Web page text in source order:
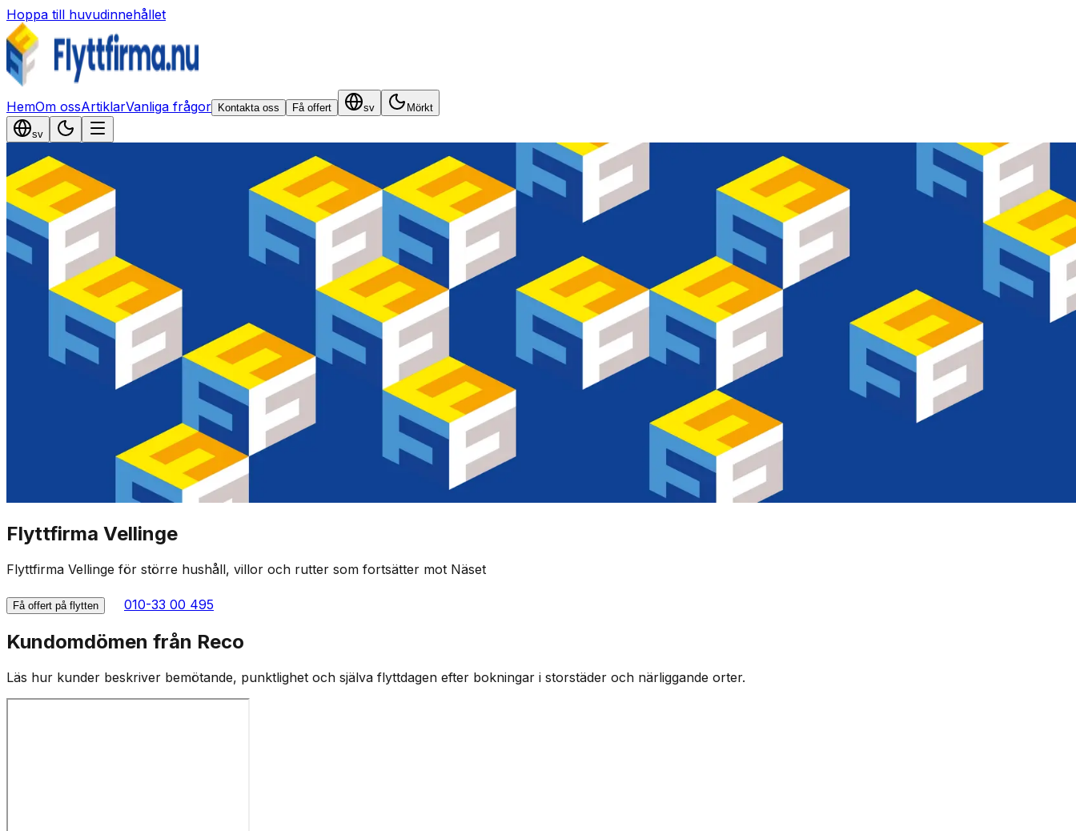
Hoppa till huvudinnehållet
HemOm ossArtiklarVanliga frågor Kontakta oss Få offert sv Mörkt
sv
Flyttfirma Vellinge
Flyttfirma Vellinge för större hushåll, villor och rutter som fortsätter mot Näset
Få offert på flytten 010-33 00 495
Kundomdömen från Reco
Läs hur kunder beskriver bemötande, punktlighet och själva flyttdagen efter bokningar i storstäder och närliggande orter.